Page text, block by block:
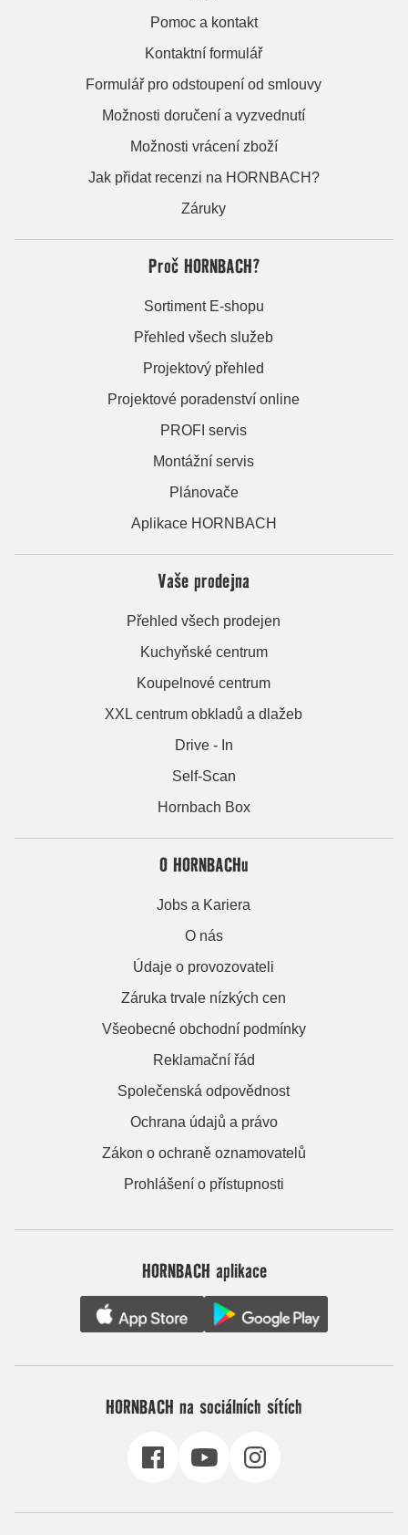
Pomoc a kontakt
Kontaktní formulář
Formulář pro odstoupení od smlouvy
Možnosti doručení a vyzvednutí
Možnosti vrácení zboží
Jak přidat recenzi na HORNBACH?
Záruky
Proč HORNBACH?
Sortiment E-shopu
Přehled všech služeb
Projektový přehled
Projektové poradenství online
PROFI servis
Montážní servis
Plánovače
Aplikace HORNBACH
Vaše prodejna
Přehled všech prodejen
Kuchyňské centrum
Koupelnové centrum
XXL centrum obkladů a dlažeb
Drive - In
Self-Scan
Hornbach Box
O HORNBACHu
Jobs a Kariera
O nás
Údaje o provozovateli
Záruka trvale nízkých cen
Všeobecné obchodní podmínky
Reklamační řád
Společenská odpovědnost
Ochrana údajů a právo
Zákon o ochraně oznamovatelů
Prohlášení o přístupnosti
HORNBACH aplikace
HORNBACH na sociálních sítích